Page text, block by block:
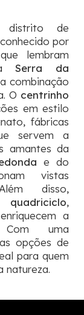
distrito de
por
lembram
Serra da
combinação
O centrinho
em estilo
fábricas
servem a
amantes da
e do
vistas
disso,
quadriciclo,
enriquecem a
Com uma
opções de
para quem
natureza.